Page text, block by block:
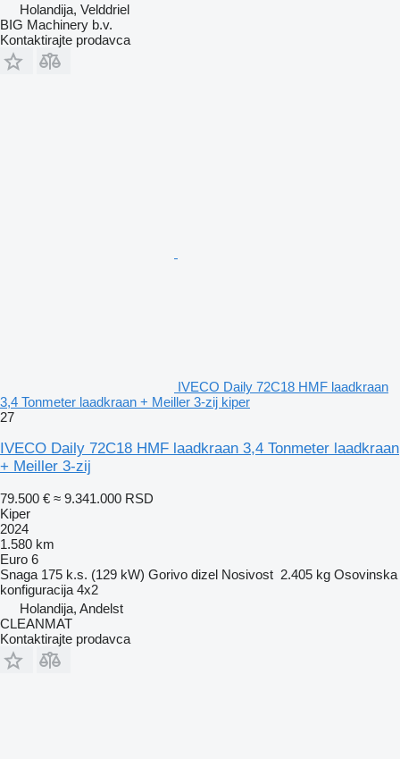
Holandija, Velddriel
BIG Machinery b.v.
Kontaktirajte prodavca
IVECO Daily 72C18 HMF laadkraan
3,4 Tonmeter laadkraan + Meiller 3-zij kiper
27
IVECO Daily 72C18 HMF laadkraan 3,4 Tonmeter laadkraan
+ Meiller 3-zij
79.500 € ≈ 9.341.000 RSD
Kiper
2024
1.580 km
Euro 6
Snaga 175 k.s. (129 kW) Gorivo dizel Nosivost 2.405 kg Osovinska
konfiguracija 4x2
Holandija, Andelst
CLEANMAT
Kontaktirajte prodavca